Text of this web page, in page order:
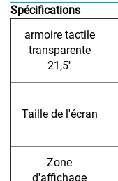
Spécifications
armoire tactile
transparente
21,5''
Taille de l'écran
Zone
d'affichage